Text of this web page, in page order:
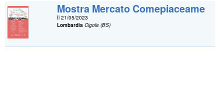
Mostra Mercato Comepiaceame
Il 21/05/2023
Lombardia Cigole (BS)